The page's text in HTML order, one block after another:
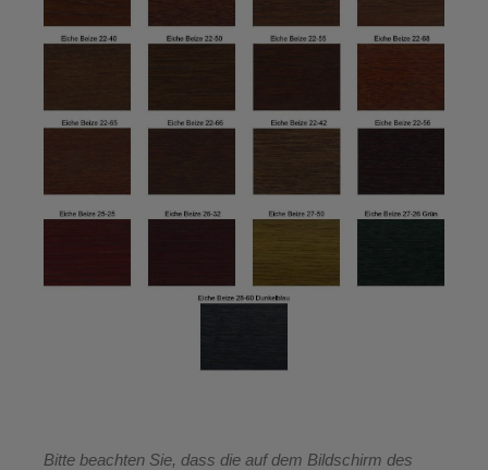
Bitte beachten Sie, dass die auf dem Bildschirm des